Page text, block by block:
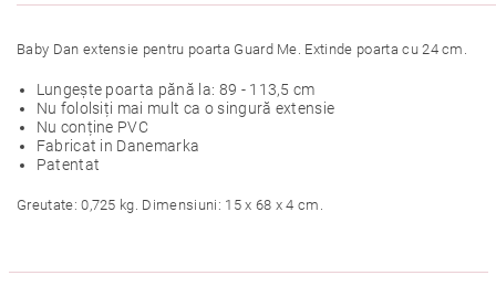
Baby Dan extensie pentru poarta Guard Me. Extinde poarta cu 24 cm.
Lungește poarta pănă la: 89 - 113,5 cm
Nu fololsiți mai mult ca o singură extensie
Nu conține PVC
Fabricat in Danemarka
Patentat
Greutate: 0,725 kg. Dimensiuni: 15 x 68 x 4 cm.